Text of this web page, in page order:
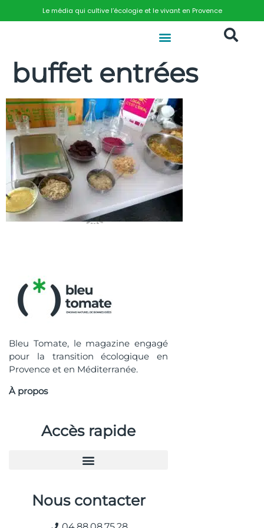
Le média qui cultive l’écologie et le vivant en Provence
buffet entrées
Bleu Tomate, le magazine engagé
pour la transition écologique en
Provence et en Méditerranée.
À propos
Accès rapide
Nous contacter